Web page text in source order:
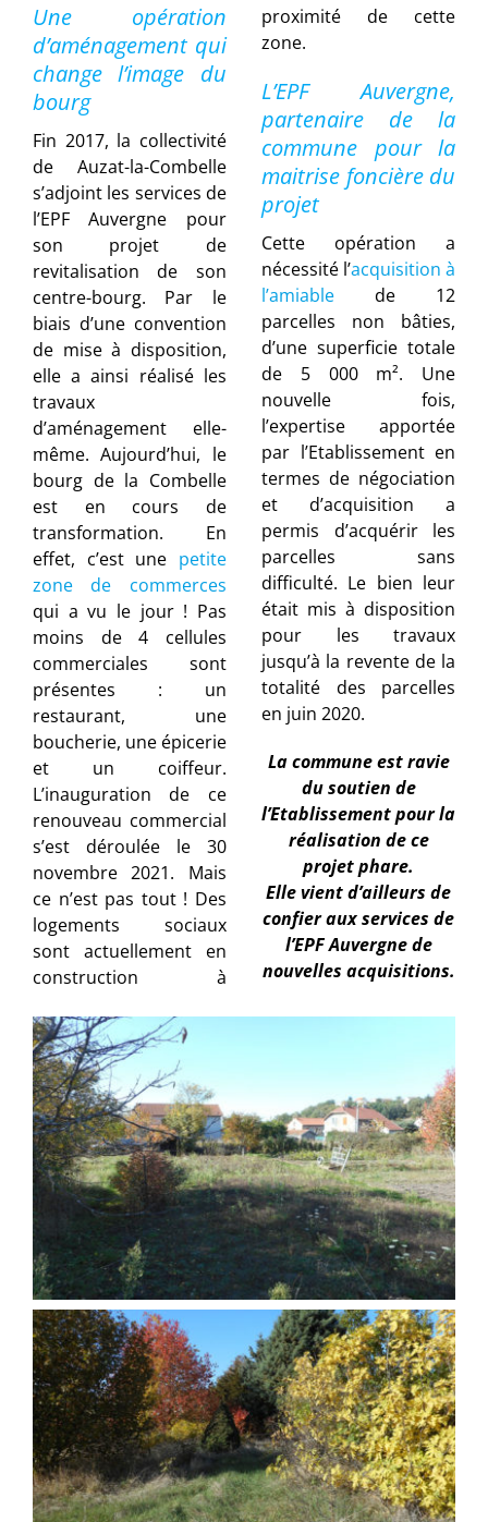
Une opération
d’aménagement qui
change l’image du
bourg
Fin 2017, la collectivité
de Auzat-la-Combelle
s’adjoint les services de
l’EPF Auvergne pour
son projet de
revitalisation de son
centre-bourg. Par le
biais d’une convention
de mise à disposition,
elle a ainsi réalisé les
travaux
d’aménagement elle-
même. Aujourd’hui, le
bourg de la Combelle
est en cours de
transformation. En
effet, c’est une petite
zone de commerces
qui a vu le jour ! Pas
moins de 4 cellules
commerciales sont
présentes : un
restaurant, une
boucherie, une épicerie
et un coiffeur.
L’inauguration de ce
renouveau commercial
s’est déroulée le 30
novembre 2021. Mais
ce n’est pas tout ! Des
logements sociaux
sont actuellement en
construction à
proximité de cette
zone.
L’EPF Auvergne,
partenaire de la
commune pour la
maitrise foncière du
projet
Cette opération a
nécessité l’acquisition à
l’amiable de 12
parcelles non bâties,
d’une superficie totale
de 5 000 m². Une
nouvelle fois,
l’expertise apportée
par l’Etablissement en
termes de négociation
et d’acquisition a
permis d’acquérir les
parcelles sans
difficulté. Le bien leur
était mis à disposition
pour les travaux
jusqu’à la revente de la
totalité des parcelles
en juin 2020.
La commune est ravie
du soutien de
l’Etablissement pour la
réalisation de ce
projet phare.
Elle vient d’ailleurs de
confier aux services de
l’EPF Auvergne de
nouvelles acquisitions.